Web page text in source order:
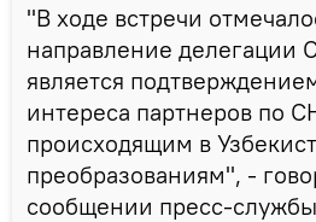
"В ходе встречи
направление делегации
является
интереса партнеров по
происходящим в
преобразованиям", -
сообщении пресс-